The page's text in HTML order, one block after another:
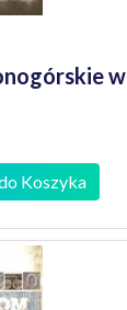
w
Koszyka